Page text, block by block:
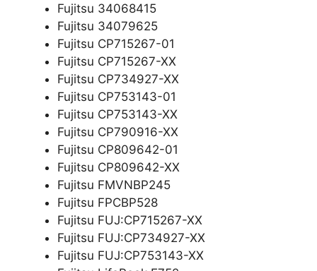
Fujitsu 34068415
Fujitsu 34079625
Fujitsu CP715267-01
Fujitsu CP715267-XX
Fujitsu CP734927-XX
Fujitsu CP753143-01
Fujitsu CP753143-XX
Fujitsu CP790916-XX
Fujitsu CP809642-01
Fujitsu CP809642-XX
Fujitsu FMVNBP245
Fujitsu FPCBP528
Fujitsu FUJ:CP715267-XX
Fujitsu FUJ:CP734927-XX
Fujitsu FUJ:CP753143-XX